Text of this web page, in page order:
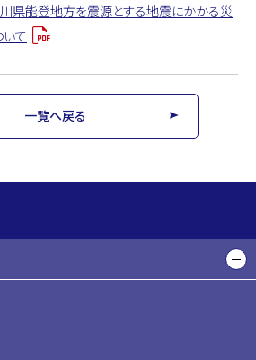
川県能登地方を震源とする地震にかかる災
て
一覧へ戻る